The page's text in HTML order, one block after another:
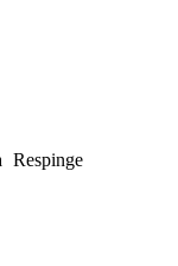
Respinge